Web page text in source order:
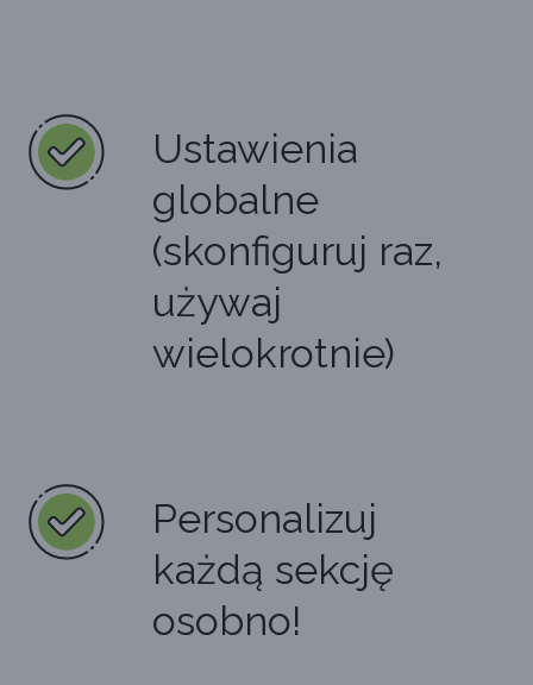
Ustawienia
globalne
(skonfiguruj raz,
używaj
wielokrotnie)
Personalizuj
każdą sekcję
osobno!